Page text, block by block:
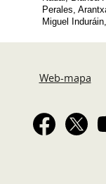
Perales,
Miguel
Web-mapa